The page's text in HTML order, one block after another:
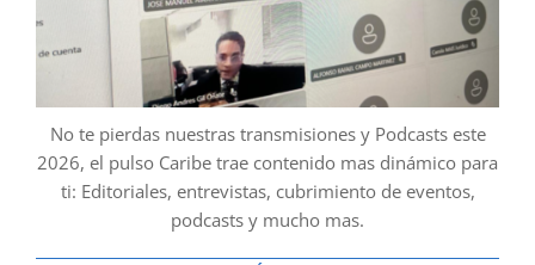
No te pierdas nuestras transmisiones y Podcasts este
2026, el pulso Caribe trae contenido mas dinámico para
ti: Editoriales, entrevistas, cubrimiento de eventos,
podcasts y mucho mas.